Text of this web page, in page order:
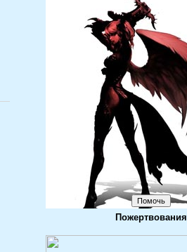
Пожертвования